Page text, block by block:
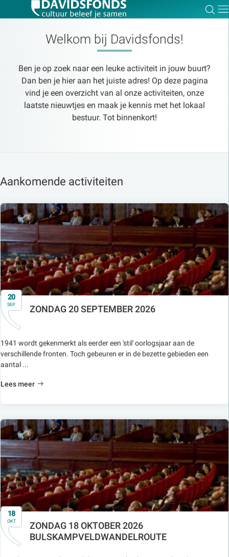
Welkom bij Davidsfonds!
Ben je op zoek naar een leuke activiteit in jouw buurt?
Dan ben je hier aan het juiste adres! Op deze pagina
vind je een overzicht van al onze activiteiten, onze
laatste nieuwtjes en maak je kennis met het lokaal
bestuur. Tot binnenkort!
Aankomende activiteiten
20
SEP
ZONDAG 20 SEPTEMBER 2026
1941 wordt gekenmerkt als eerder een 'stil' oorlogsjaar aan de
verschillende fronten. Toch gebeuren er in de bezette gebieden een
aantal ...
Lees meer
18
OKT
ZONDAG 18 OKTOBER 2026
BULSKAMPVELDWANDELROUTE
Zoeken